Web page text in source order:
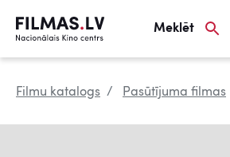
Meklēt
Filmu katalogs Pasūtījuma filmas